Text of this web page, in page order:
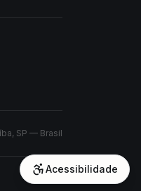
SP — Brasil
Acessibilidade